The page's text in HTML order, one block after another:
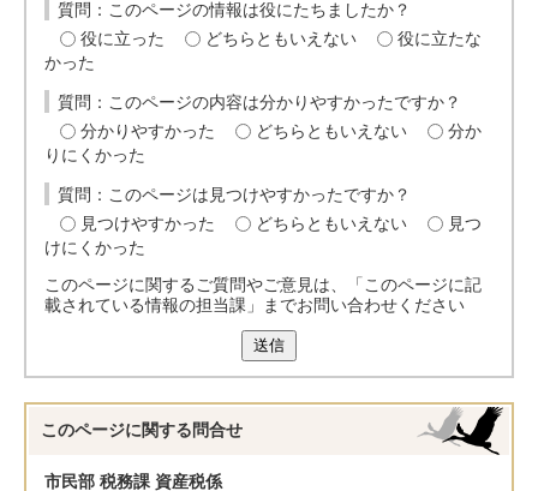
質問：このページの情報は役にたちましたか？
役に立った
どちらともいえない
役に立たな
かった
質問：このページの内容は分かりやすかったですか？
分かりやすかった
どちらともいえない
分か
りにくかった
質問：このページは見つけやすかったですか？
見つけやすかった
どちらともいえない
見つ
けにくかった
このページに関するご質問やご意見は、「このページに記
載されている情報の担当課」までお問い合わせください
送信
このページに関する 問合せ
市民部 税務課 資産税係